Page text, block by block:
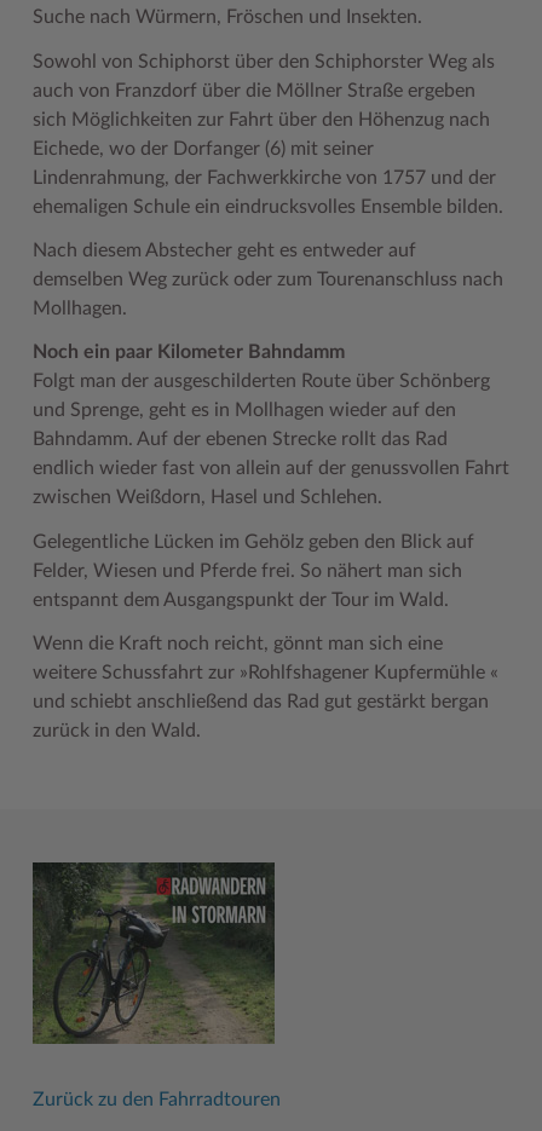
Suche nach Würmern, Fröschen und Insekten.
Sowohl von Schiphorst über den Schiphorster Weg als
auch von Franzdorf über die Möllner Straße ergeben
sich Möglichkeiten zur Fahrt über den Höhenzug nach
Eichede, wo der Dorfanger (6) mit seiner
Lindenrahmung, der Fachwerkkirche von 1757 und der
ehemaligen Schule ein eindrucksvolles Ensemble bilden.
Nach diesem Abstecher geht es entweder auf
demselben Weg zurück oder zum Tourenanschluss nach
Mollhagen.
Noch ein paar Kilometer Bahndamm
Folgt man der ausgeschilderten Route über Schönberg
und Sprenge, geht es in Mollhagen wieder auf den
Bahndamm. Auf der ebenen Strecke rollt das Rad
endlich wieder fast von allein auf der genussvollen Fahrt
zwischen Weißdorn, Hasel und Schlehen.
Gelegentliche Lücken im Gehölz geben den Blick auf
Felder, Wiesen und Pferde frei. So nähert man sich
entspannt dem Ausgangspunkt der Tour im Wald.
Wenn die Kraft noch reicht, gönnt man sich eine
weitere Schussfahrt zur »Rohlfshagener Kupfermühle «
und schiebt anschließend das Rad gut gestärkt bergan
zurück in den Wald.
Zurück zu den Fahrradtouren